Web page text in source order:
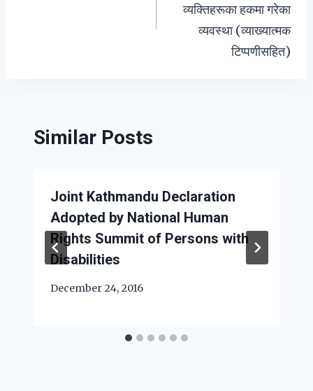
व्यक्तिहरूका हकमा गरेका
व्यवस्था (व्याख्यात्मक
टिप्पणीसहित)
Similar Posts
Joint Kathmandu Declaration
Adopted by National Human
Rights Summit of Persons with
Disabilities
December 24, 2016